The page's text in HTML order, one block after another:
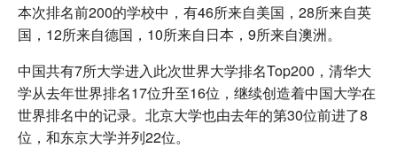
本次排名前200的学校中，有46所来自美国，28所来自英
国，12所来自德国，10所来自日本，9所来自澳洲。
中国共有7所大学进入此次世界大学排名Top200，清华大
学从去年世界排名17位升至16位，继续创造着中国大学在
世界排名中的记录。北京大学也由去年的第30位前进了8
位，和东京大学并列22位。